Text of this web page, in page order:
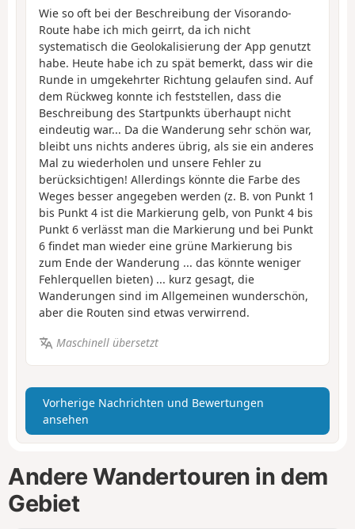
Wie so oft bei der Beschreibung der Visorando-
Route habe ich mich geirrt, da ich nicht
systematisch die Geolokalisierung der App genutzt
habe. Heute habe ich zu spät bemerkt, dass wir die
Runde in umgekehrter Richtung gelaufen sind. Auf
dem Rückweg konnte ich feststellen, dass die
Beschreibung des Startpunkts überhaupt nicht
eindeutig war... Da die Wanderung sehr schön war,
bleibt uns nichts anderes übrig, als sie ein anderes
Mal zu wiederholen und unsere Fehler zu
berücksichtigen! Allerdings könnte die Farbe des
Weges besser angegeben werden (z. B. von Punkt 1
bis Punkt 4 ist die Markierung gelb, von Punkt 4 bis
Punkt 6 verlässt man die Markierung und bei Punkt
6 findet man wieder eine grüne Markierung bis
zum Ende der Wanderung ... das könnte weniger
Fehlerquellen bieten) ... kurz gesagt, die
Wanderungen sind im Allgemeinen wunderschön,
aber die Routen sind etwas verwirrend.
Maschinell übersetzt
Vorherige Nachrichten und Bewertungen
ansehen
Andere Wandertouren in dem
Gebiet